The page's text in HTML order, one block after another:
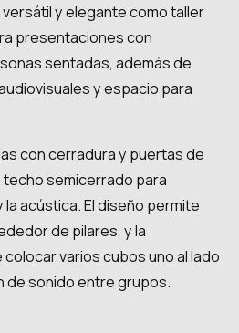
y elegante como taller
presentaciones con
sentadas, además de
y espacio para
con cerradura y puertas de
semicerrado para
acústica. El diseño permite
de pilares, y la
varios cubos uno al lado
de sonido entre grupos.